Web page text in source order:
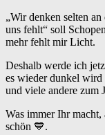
„Wir denken selten
uns fehlt“ soll
mehr fehlt mir Licht.
Deshalb werde ich
es wieder dunkel wird
und viele andere zum
Was immer Ihr macht,
schön 💙.